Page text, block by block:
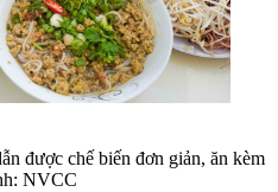
được chế biến đơn giản, ăn kèm
NVCC